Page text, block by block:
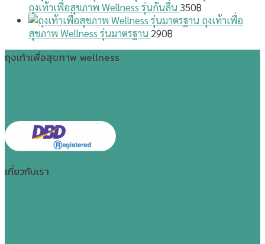
ถุงเท้าเพื่อสุขภาพ Wellness รุ่นกันลื่น 350฿
ถุงเท้าเพื่อ
สุขภาพ Wellness รุ่นมาตรฐาน 290฿
ถุงเท้าเพื่อสุขภาพ wellness
เกี่ยวกับเรา